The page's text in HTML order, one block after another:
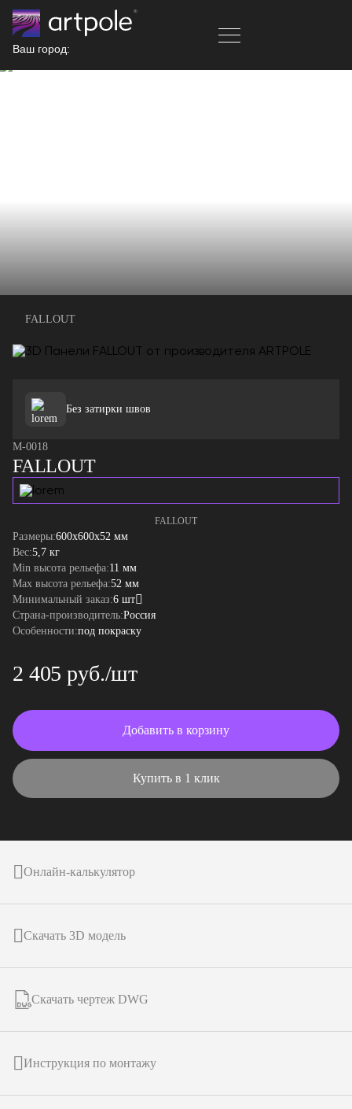
Ваш город:
FALLOUT
Без затирки швов
M-0018
FALLOUT
FALLOUT
Размеры:600x600x52 мм
Вес:5,7 кг
Min высота рельефа:11 мм
Max высота рельефа:52 мм
Минимальный заказ:6 шт
Страна-производитель:Россия
Особенности:под покраску
2 405 руб./шт
Добавить в корзину
Купить в 1 клик
Онлайн-калькулятор
Скачать 3D модель
Скачать чертеж DWG
Инструкция по монтажу